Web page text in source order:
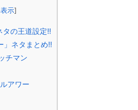
示]
タの王道設定!!
」ネタまとめ!!
チマン
アワー